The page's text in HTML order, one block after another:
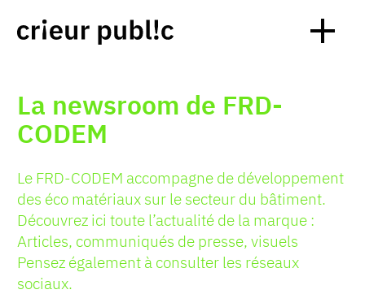
La newsroom de FRD-
CODEM
Le FRD-CODEM accompagne de développement
des éco matériaux sur le secteur du bâtiment.
Découvrez ici toute l’actualité de la marque :
Articles, communiqués de presse, visuels
Pensez également à consulter les réseaux
sociaux.